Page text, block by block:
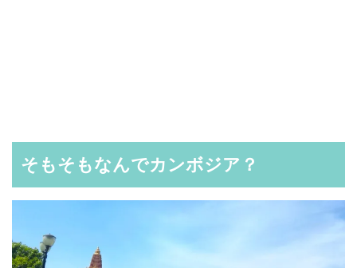
そもそもなんでカンボジア？